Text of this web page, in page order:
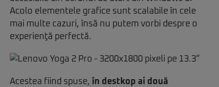
Acolo elementele grafice sunt scalabile în cele
mai multe cazuri, însă nu putem vorbi despre o
experienţă perfectă.
Acestea fiind spuse, în destkop ai două